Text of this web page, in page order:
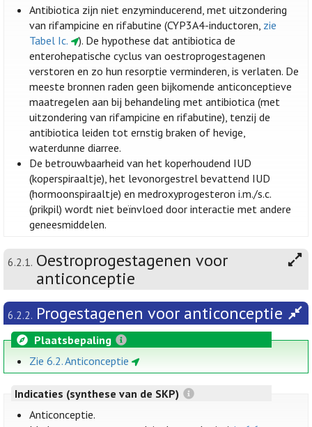
Antibiotica zijn niet enzyminducerend, met uitzondering
van rifampicine en rifabutine (CYP3A4-inductoren, zie
Tabel Ic.
). De hypothese dat antibiotica de
enterohepatische cyclus van oestroprogestagenen
verstoren en zo hun resorptie verminderen, is verlaten. De
meeste bronnen raden geen bijkomende anticonceptieve
maatregelen aan bij behandeling met antibiotica (met
uitzondering van rifampicine en rifabutine), tenzij de
antibiotica leiden tot ernstig braken of hevige,
waterdunne diarree.
De betrouwbaarheid van het koperhoudend IUD
(koperspiraaltje), het levonorgestrel bevattend IUD
(hormoonspiraaltje) en medroxyprogesteron i.m./s.c.
(prikpil) wordt niet beïnvloed door interactie met andere
geneesmiddelen.
6.2.1. Oestroprogestagenen voor
anticonceptie
6.2.2. Progestagenen voor anticonceptie
Plaatsbepaling
Zie 6.2. Anticonceptie
Indicaties (synthese van de SKP)
Anticonceptie.